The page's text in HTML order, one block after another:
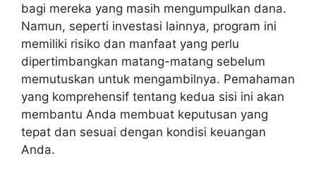
bagi mereka yang masih mengumpulkan dana.
Namun, seperti investasi lainnya, program ini
memiliki risiko dan manfaat yang perlu
dipertimbangkan matang-matang sebelum
memutuskan untuk mengambilnya. Pemahaman
yang komprehensif tentang kedua sisi ini akan
membantu Anda membuat keputusan yang
tepat dan sesuai dengan kondisi keuangan
Anda.